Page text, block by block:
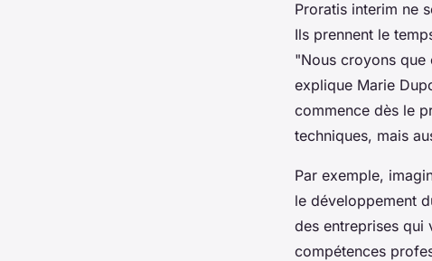
Proratis interim ne
Ils prennent le
"Nous croyons que
explique Marie
commence dès le
techniques, mais
Par exemple,
le développement
des entreprises qui
compétences